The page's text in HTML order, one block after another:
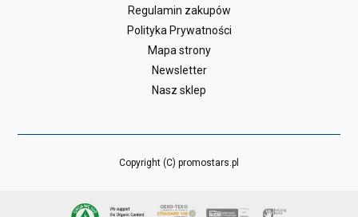
Regulamin zakupów
Polityka Prywatności
Mapa strony
Newsletter
Nasz sklep
Copyright (C) promostars.pl